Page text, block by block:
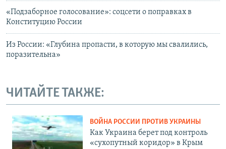
«Подзаборное голосование»: соцсети о поправках в
Конституцию России
Из России: «Глубина пропасти, в которую мы свалились,
поразительна»
ЧИТАЙТЕ ТАКЖЕ:
ВОЙНА РОССИИ ПРОТИВ УКРАИНЫ
Как Украина берет под контроль
«сухопутный коридор» в Крым